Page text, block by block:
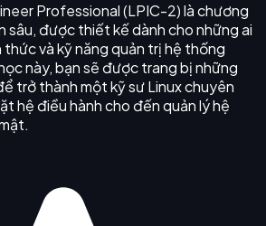
Professional (LPIC-2) là chương
sâu, được thiết kế dành cho những ai
thức và kỹ năng quản trị hệ thống
này, bạn sẽ được trang bị những
trở thành một kỹ sư Linux chuyên
hệ điều hành cho đến quản lý hệ